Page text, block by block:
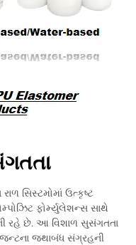
સિસ્ટમોમાં ઉત્કૃષ્ટ
ફોર્મ્યુલેશન્સ સાથે
રહે છે. આ વિશાળ સુસંગતતા
એજન્ટના જથાબંધ સંગ્રહની